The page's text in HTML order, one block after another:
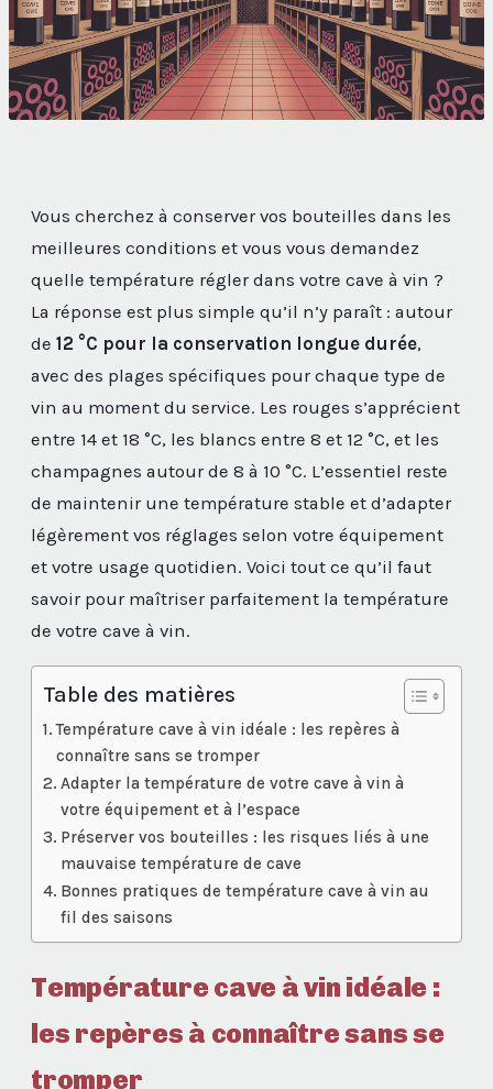
Vous cherchez à conserver vos bouteilles dans les
meilleures conditions et vous vous demandez
quelle température régler dans votre cave à vin ?
La réponse est plus simple qu’il n’y paraît : autour
de 12 °C pour la conservation longue durée,
avec des plages spécifiques pour chaque type de
vin au moment du service. Les rouges s’apprécient
entre 14 et 18 °C, les blancs entre 8 et 12 °C, et les
champagnes autour de 8 à 10 °C. L’essentiel reste
de maintenir une température stable et d’adapter
légèrement vos réglages selon votre équipement
et votre usage quotidien. Voici tout ce qu’il faut
savoir pour maîtriser parfaitement la température
de votre cave à vin.
Table des matières
Température cave à vin idéale : les repères à
connaître sans se tromper
Adapter la température de votre cave à vin à
votre équipement et à l’espace
Préserver vos bouteilles : les risques liés à une
mauvaise température de cave
Bonnes pratiques de température cave à vin au
fil des saisons
Température cave à vin idéale :
les repères à connaître sans se
tromper